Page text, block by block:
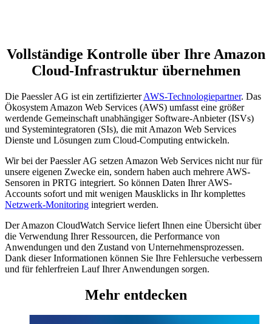
Vollständige Kontrolle über Ihre Amazon
Cloud-Infrastruktur übernehmen
Die Paessler AG ist ein zertifizierterAWS-Technologiepartner. Das
Ökosystem Amazon Web Services (AWS) umfasst eine größer
werdende Gemeinschaft unabhängiger Software-Anbieter (ISVs)
und Systemintegratoren (SIs), die mit Amazon Web Services
Dienste und Lösungen zum Cloud-Computing entwickeln.
Wir bei der Paessler AG setzen Amazon Web Services nicht nur für
unsere eigenen Zwecke ein, sondern haben auch mehrere AWS-
Sensoren in PRTG integriert. So können Daten Ihrer AWS-
Accounts sofort und mit wenigen Mausklicks in Ihr komplettes
Netzwerk-Monitoring integriert werden.
Der Amazon CloudWatch Service liefert Ihnen eine Übersicht über
die Verwendung Ihrer Ressourcen, die Performance von
Anwendungen und den Zustand von Unternehmensprozessen.
Dank dieser Informationen können Sie Ihre Fehlersuche verbessern
und für fehlerfreien Lauf Ihrer Anwendungen sorgen.
Mehr entdecken